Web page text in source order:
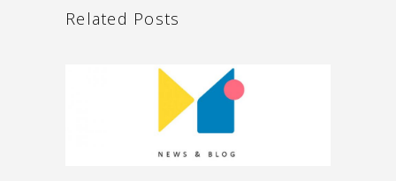
Related Posts